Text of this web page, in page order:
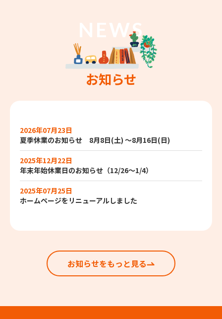
NEWS
お知らせ
2026年07月23日
夏季休業のお知らせ 8月8日(土) ～8月16日(日)
2025年12月22日
年末年始休業日のお知らせ（12/26～1/4）
2025年07月25日
ホームページをリニューアルしました
お知らせをもっと見る